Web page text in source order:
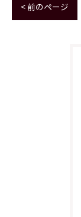
< 前のページ